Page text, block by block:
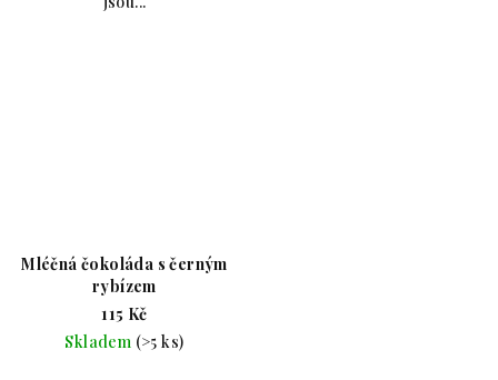
Mléčná čokoláda s černým
rybízem
115 Kč
Skladem (>5 ks)